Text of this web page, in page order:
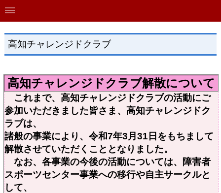
高知チャレンジドクラブ
高知チャレンジドクラブ解散について
これまで、高知チャレンジドクラブの活動にご
参加いただきました皆さま、高知チャレンジドク
ラブは、
諸般の事業により、 令和7年3月31日をもちまして
解散させていただくこととなりました。
なお、各事業の今後の活動については、障害者
スポーツセンター事業への移行や自主サークルと
して、